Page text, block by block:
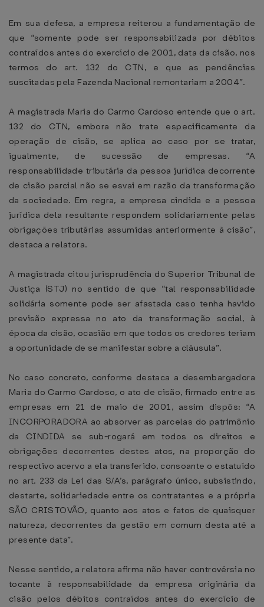
Em sua defesa, a empresa reiterou a fundamentação de
que “somente pode ser responsabilizada por débitos
contraídos antes do exercício de 2001, data da cisão, nos
termos do art. 132 do CTN, e que as pendências
suscitadas pela Fazenda Nacional remontariam a 2004”.
A magistrada Maria do Carmo Cardoso entende que o art.
132 do CTN, embora não trate especificamente da
operação de cisão, se aplica ao caso por se tratar,
igualmente, de sucessão de empresas. “A
responsabilidade tributária da pessoa jurídica decorrente
de cisão parcial não se esvai em razão da transformação
da sociedade. Em regra, a empresa cindida e a pessoa
jurídica dela resultante respondem solidariamente pelas
obrigações tributárias assumidas anteriormente à cisão”,
destaca a relatora.
A magistrada citou jurisprudência do Superior Tribunal de
Justiça (STJ) no sentido de que “tal responsabilidade
solidária somente pode ser afastada caso tenha havido
previsão expressa no ato da transformação social, à
época da cisão, ocasião em que todos os credores teriam
a oportunidade de se manifestar sobre a cláusula”.
No caso concreto, conforme destaca a desembargadora
Maria do Carmo Cardoso, o ato de cisão, firmado entre as
empresas em 21 de maio de 2001, assim dispôs: “A
INCORPORADORA ao absorver as parcelas do patrimônio
da CINDIDA se sub-rogará em todos os direitos e
obrigações decorrentes destes atos, na proporção do
respectivo acervo a ela transferido, consoante o estatuído
no art. 233 da Lei das S/A’s, parágrafo único, subsistindo,
destarte, solidariedade entre os contratantes e a própria
SÃO CRISTOVÃO, quanto aos atos e fatos de quaisquer
natureza, decorrentes da gestão em comum desta até a
presente data”.
Nesse sentido, a relatora afirma não haver controvérsia no
tocante à responsabilidade da empresa originária da
cisão pelos débitos contraídos antes do exercício de